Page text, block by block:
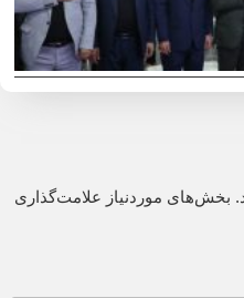
بخش‌های موردنیاز علامت‌گذاری